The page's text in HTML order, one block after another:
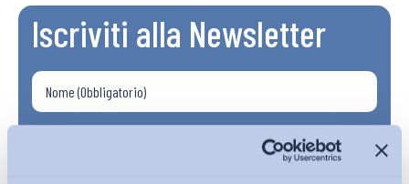
Iscriviti alla Newsletter